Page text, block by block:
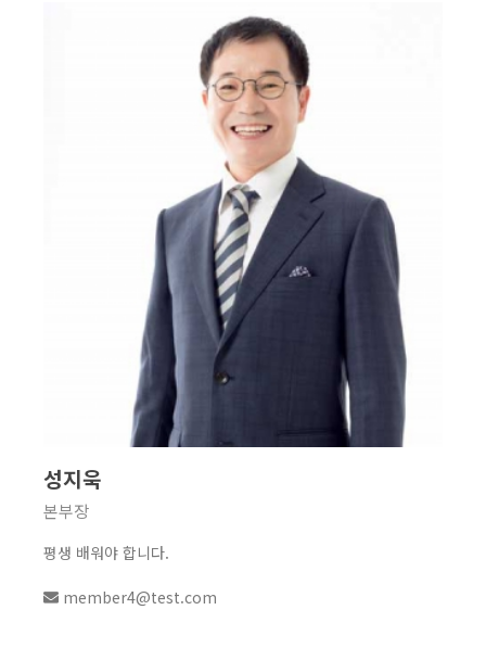
성지욱
본부장
평생 배워야 합니다.
member4@test.com